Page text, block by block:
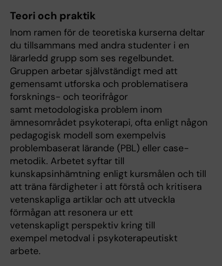
Teori och praktik
Inom ramen för de teoretiska kurserna deltar
du tillsammans med andra studenter i en
lärarledd grupp som ses regelbundet.
Gruppen arbetar självständigt med att
gemensamt utforska och problematisera
forsknings- och teorifrågor
samt metodologiska problem inom
ämnesområdet psykoterapi, ofta enligt någon
pedagogisk modell som exempelvis
problembaserat lärande (PBL) eller case-
metodik. Arbetet syftar till
kunskapsinhämtning enligt kursmålen och till
att träna färdigheter i att förstå och kritisera
vetenskapliga artiklar och att utveckla
förmågan att resonera ur ett
vetenskapligt perspektiv kring till
exempel metodval i psykoterapeutiskt
arbete.